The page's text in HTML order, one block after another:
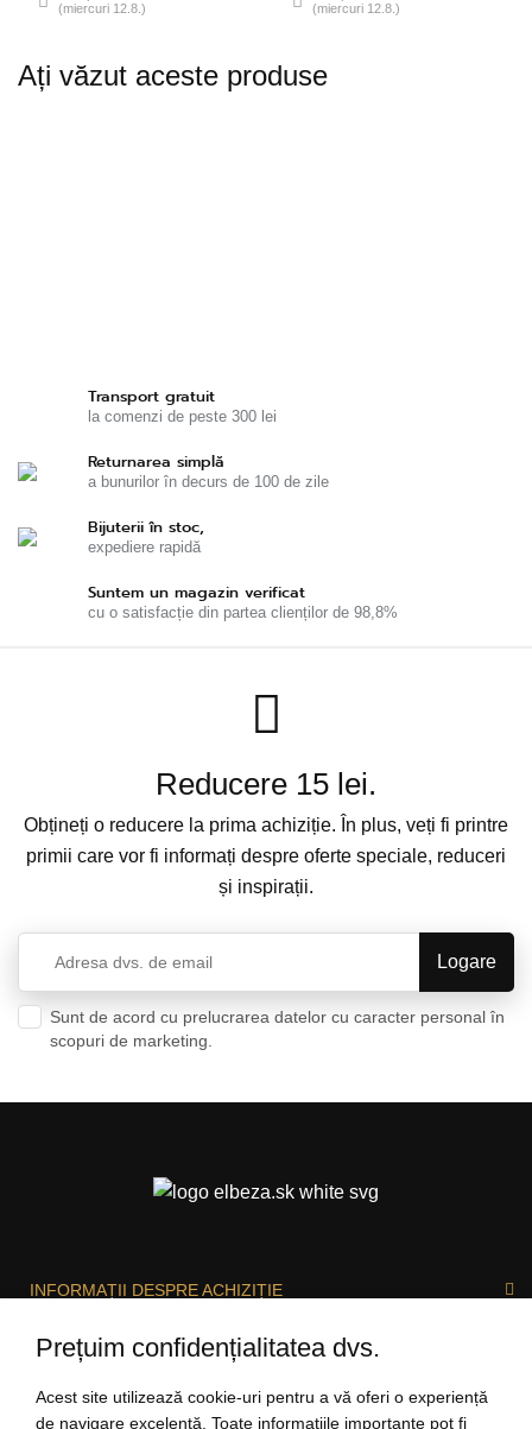
(miercuri 12.8.)
(miercuri 12.8.)
Ați văzut aceste produse
Transport gratuit
la comenzi de peste 300 lei
Returnarea simplă
a bunurilor în decurs de 100 de zile
Bijuterii în stoc,
expediere rapidă
Suntem un magazin verificat
cu o satisfacție din partea clienților de 98,8%
Reducere 15 lei.
Obțineți o reducere la prima achiziție. În plus, veți fi printre
primii care vor fi informați despre oferte speciale, reduceri
și inspirații.
Sunt de acord cu prelucrarea datelor cu caracter personal în
scopuri de marketing.
INFORMAȚII DESPRE ACHIZIȚIE
Prețuim confidențialitatea dvs.
Acest site utilizează cookie-uri pentru a vă oferi o experiență
de navigare excelentă. Toate informațiile importante pot fi